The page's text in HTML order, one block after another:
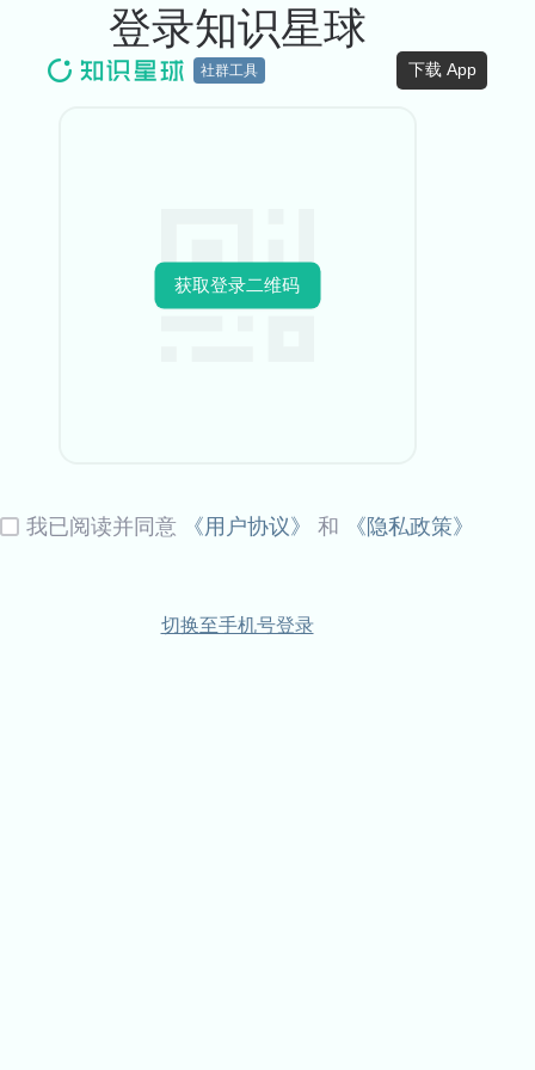
社群工具 下载 App
登录知识星球
获取登录二维码
我已阅读并同意 《用户协议》 和 《隐私政策》
切换至手机号登录